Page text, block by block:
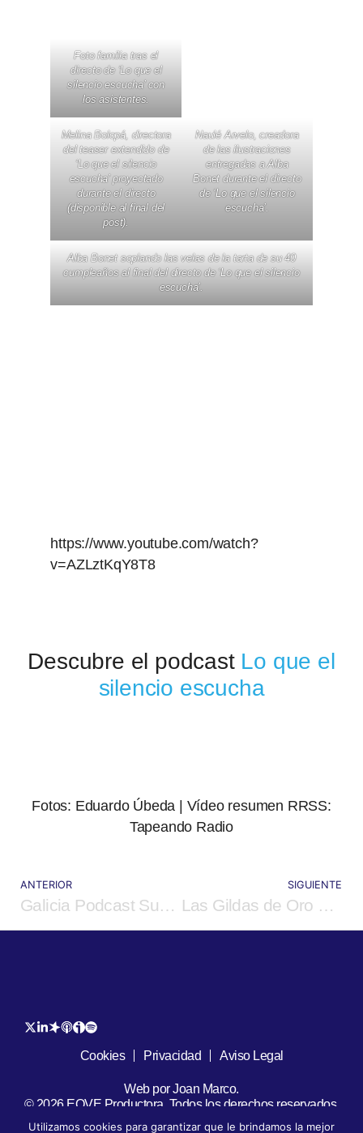
Foto familia tras el
directo de ‘Lo que el
silencio escucha’ con
los asistentes.
Melina Bolopá, directora
del teaser extendido de
‘Lo que el silencio
escucha’ proyectado
durante el directo
(disponible al final del
post).
Naulé Arvelo, creadora
de las ilustraciones
entregadas a Alba
Bonet durante el directo
de ‘Lo que el silencio
escucha’.
Alba Bonet soplando las velas de la tarta de su 40
cumpleaños al final del directo de ‘Lo que el silencio
escucha’.
https://www.youtube.com/watch?
v=AZLztKqY8T8
Descubre el podcast Lo que el
silencio escucha
Fotos: Eduardo Úbeda | Vídeo resumen RRSS:
Tapeando Radio
ANTERIOR
Galicia Podcast Summit: ¿Cómo vivir del podcasting?
SIGUIENTE
Las Gildas de Oro 2024 de ‘La Picaeta’
Cookies Privacidad Aviso Legal
Web por Joan Marco.
© 2026 EOVE Productora. Todos los derechos reservados.
Utilizamos cookies para garantizar que le brindamos la mejor